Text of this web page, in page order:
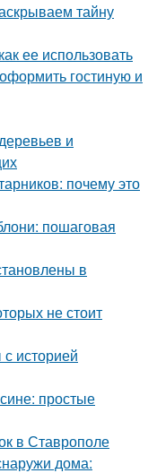
тайну
ее использовать
гостиную и
и
почему это
пошаговая
в
не стоит
историей
простые
в Ставрополе
дома: